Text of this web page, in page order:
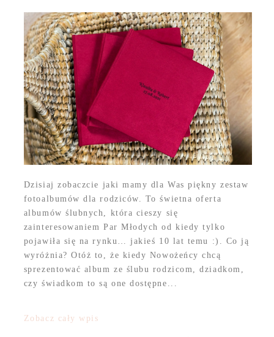
Dzisiaj zobaczcie jaki mamy dla Was piękny zestaw
fotoalbumów dla rodziców. To świetna oferta
albumów ślubnych, która cieszy się
zainteresowaniem Par Młodych od kiedy tylko
pojawiła się na rynku… jakieś 10 lat temu :). Co ją
wyróżnia? Otóż to, że kiedy Nowożeńcy chcą
sprezentować album ze ślubu rodzicom, dziadkom,
czy świadkom to są one dostępne...
Zobacz cały wpis